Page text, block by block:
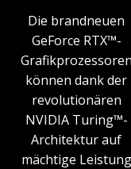
Die brandneuen
GeForce RTX™-
Grafikprozessoren
können dank der
revolutionären
NVIDIA Turing™-
Architektur auf
mächtige Leistung